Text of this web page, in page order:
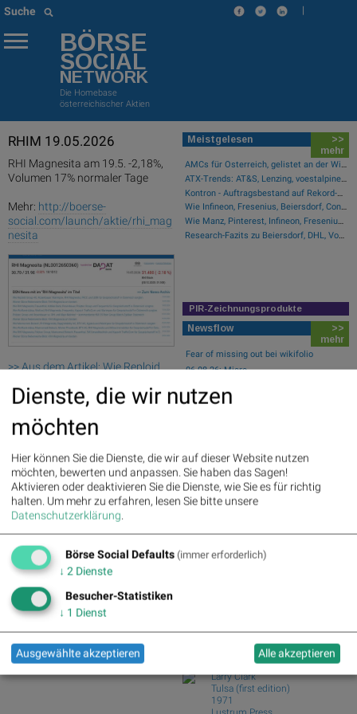
Suche |
BÖRSE
SOCIAL
NETWORK
Die Homebase
österreichischer Aktien
RHIM 19.05.2026
RHI Magnesita am 19.5. -2,18%,
Volumen 17% normaler Tage
Mehr: http://boerse-
social.com/launch/aktie/rhi_mag
nesita
>> Aus dem Artikel: Wie Reploid
Warimpex, RHI Magnesita, FACC
und UBM für Gesprächsstoff in
Österreich sorgten
Deutsche Telekom : 5.63% »
Details
Henkel : 3.89%» Details
Zalando : 2.86%» Details
Fresenius Medical Care : 2.12%
» Details
Fresenius : 1.71%» Details
Hochtief : -0.71%» Details
Rheinmetall : -0.85%
Siemens : -5.11%» Details
Siemens Energy : -1.19%»
Details
Meistgelesen
>>
mehr
AMCs für Österreich, gelistet an der Wiener Börse
ATX-Trends: AT&S, Lenzing, voestalpine ...
Kontron - Auftragsbestand auf Rekord-Niveau
Wie Infineon, Fresenius, Beiersdorf, Continental, Deutsche Post und Bayer für Gesprächsstoff im DAX sorgten
Wie Manz, Pinterest, Infineon, Fresenius, Glencore und Lenzing für Gesprächsstoff sorgten
Research-Fazits zu Beiersdorf, DHL, Vonovia, Hensoldt ...
PIR-Zeichnungsprodukte
Newsflow
>>
mehr
Fear of missing out bei wikifolio
06.08.26: Micro...
wikifolio Champion per ..: Simon Weishar
mit Szew...
in Tschec...
Upgrade für Erste Group-Aktie
DAX-Frühmover: Scout24, Deutsche
Road to The Farm
Larry Clark
Tulsa (first edition)
1971
Dienste, die wir nutzen
möchten
Hier können Sie die Dienste, die wir auf dieser Website nutzen
möchten, bewerten und anpassen. Sie haben das Sagen!
Aktivieren oder deaktivieren Sie die Dienste, wie Sie es für richtig
halten. Um mehr zu erfahren, lesen Sie bitte unsere
Datenschutzerklärung.
Börse Social Defaults (immer erforderlich)
↓ 2 Dienste
Besucher-Statistiken
↓ 1 Dienst
Ausgewählte akzeptieren Alle akzeptieren